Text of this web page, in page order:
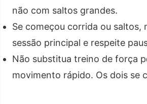
não com saltos grandes.
Se começou corrida ou saltos,
sessão principal e respeite
Não substitua treino de força
movimento rápido. Os dois se